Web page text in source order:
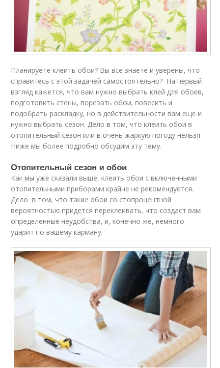
Планируете клеить обои? Вы все знаете и уверены, что
справитесь с этой задачей самостоятельно? На первый
взгляд кажется, что вам нужно выбрать клей для обоев,
подготовить стены, порезать обои, повесить и
подобрать раскладку, но в действительности вам еще и
нужно выбрать сезон. Дело в том, что клеить обои в
отопительный сезон или в очень жаркую погоду нельзя.
Ниже мы более подробно обсудим эту тему.
Отопительный сезон и обои
Как мы уже сказали выше, клеить обои с включенными
отопительными приборами крайне не рекомендуется.
Дело в том, что такие обои со стопроцентной
вероятностью придется переклеивать, что создаст вам
определенные неудобства, и, конечно же, немного
ударит по вашему карману.